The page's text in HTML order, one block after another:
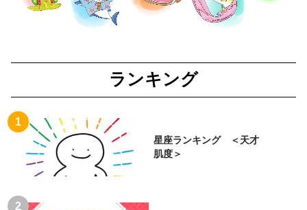
ランキング
星座ランキング ＜天才
肌度＞